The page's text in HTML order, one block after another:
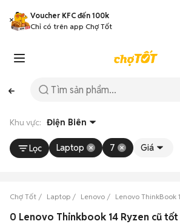
Voucher KFC đến 100k
Chỉ có trên app Chợ Tốt
Khu vực: Điện Biên
Lọc Laptop 7 Giá
Chợ Tốt Laptop Lenovo Lenovo ThinkBook
0 Lenovo Thinkbook 14 Ryzen cũ tốt